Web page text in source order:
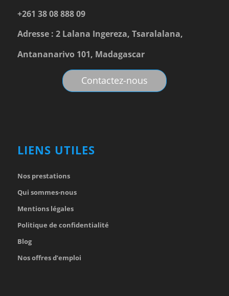
+261 38 08 888 09
Adresse : 2 Lalana Ingereza, Tsaralalana,
Antananarivo 101, Madagascar
Contactez-nous
LIENS UTILES
Nos prestations
Qui sommes-nous
Mentions légales
Politique de confidentialité
Blog
Nos offres d’emploi